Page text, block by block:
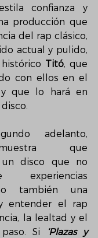
confianza y
producción que
del rap clásico,
actual y pulido,
Titó, que
con ellos en el
que lo hará en
disco que no
experiencias
también una
entender el rap
la lealtad y el
Si
‘Plazas y